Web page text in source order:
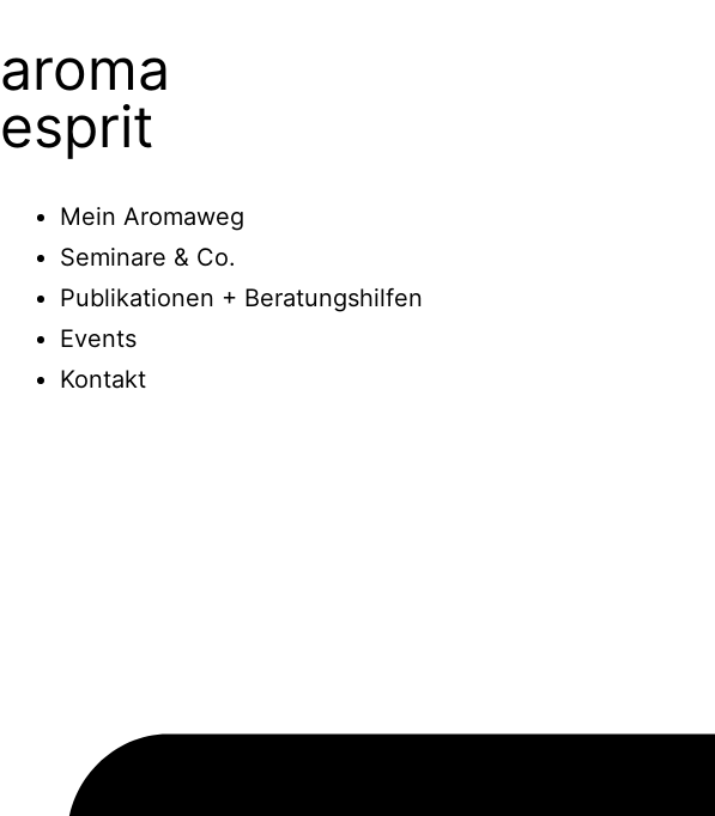
aroma
esprit
Mein Aromaweg
Seminare & Co.
Publikationen + Beratungshilfen
Events
Kontakt